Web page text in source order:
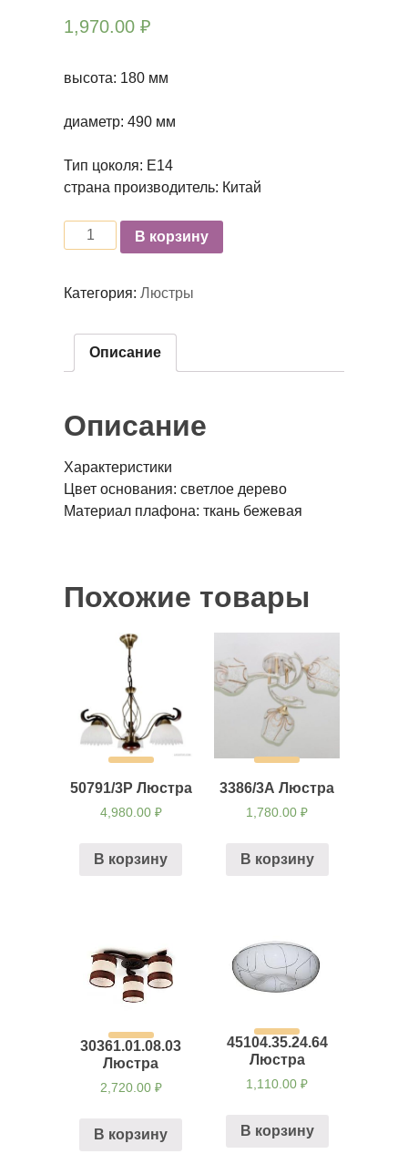
1,970.00 ₽
высота: 180 мм
диаметр: 490 мм
Тип цоколя: Е14
страна производитель: Китай
КоличествоВ корзину
Категория: Люстры
Описание
Описание
Характеристики
Цвет основания: светлое дерево
Материал плафона: ткань бежевая
Похожие товары
50791/3Р Люстра
4,980.00 ₽
В корзину
3386/3А Люстра
1,780.00₽
В корзину
30361.01.08.03
Люстра
2,720.00 ₽
В корзину
45104.35.24.64
Люстра
1,110.00₽
В корзину